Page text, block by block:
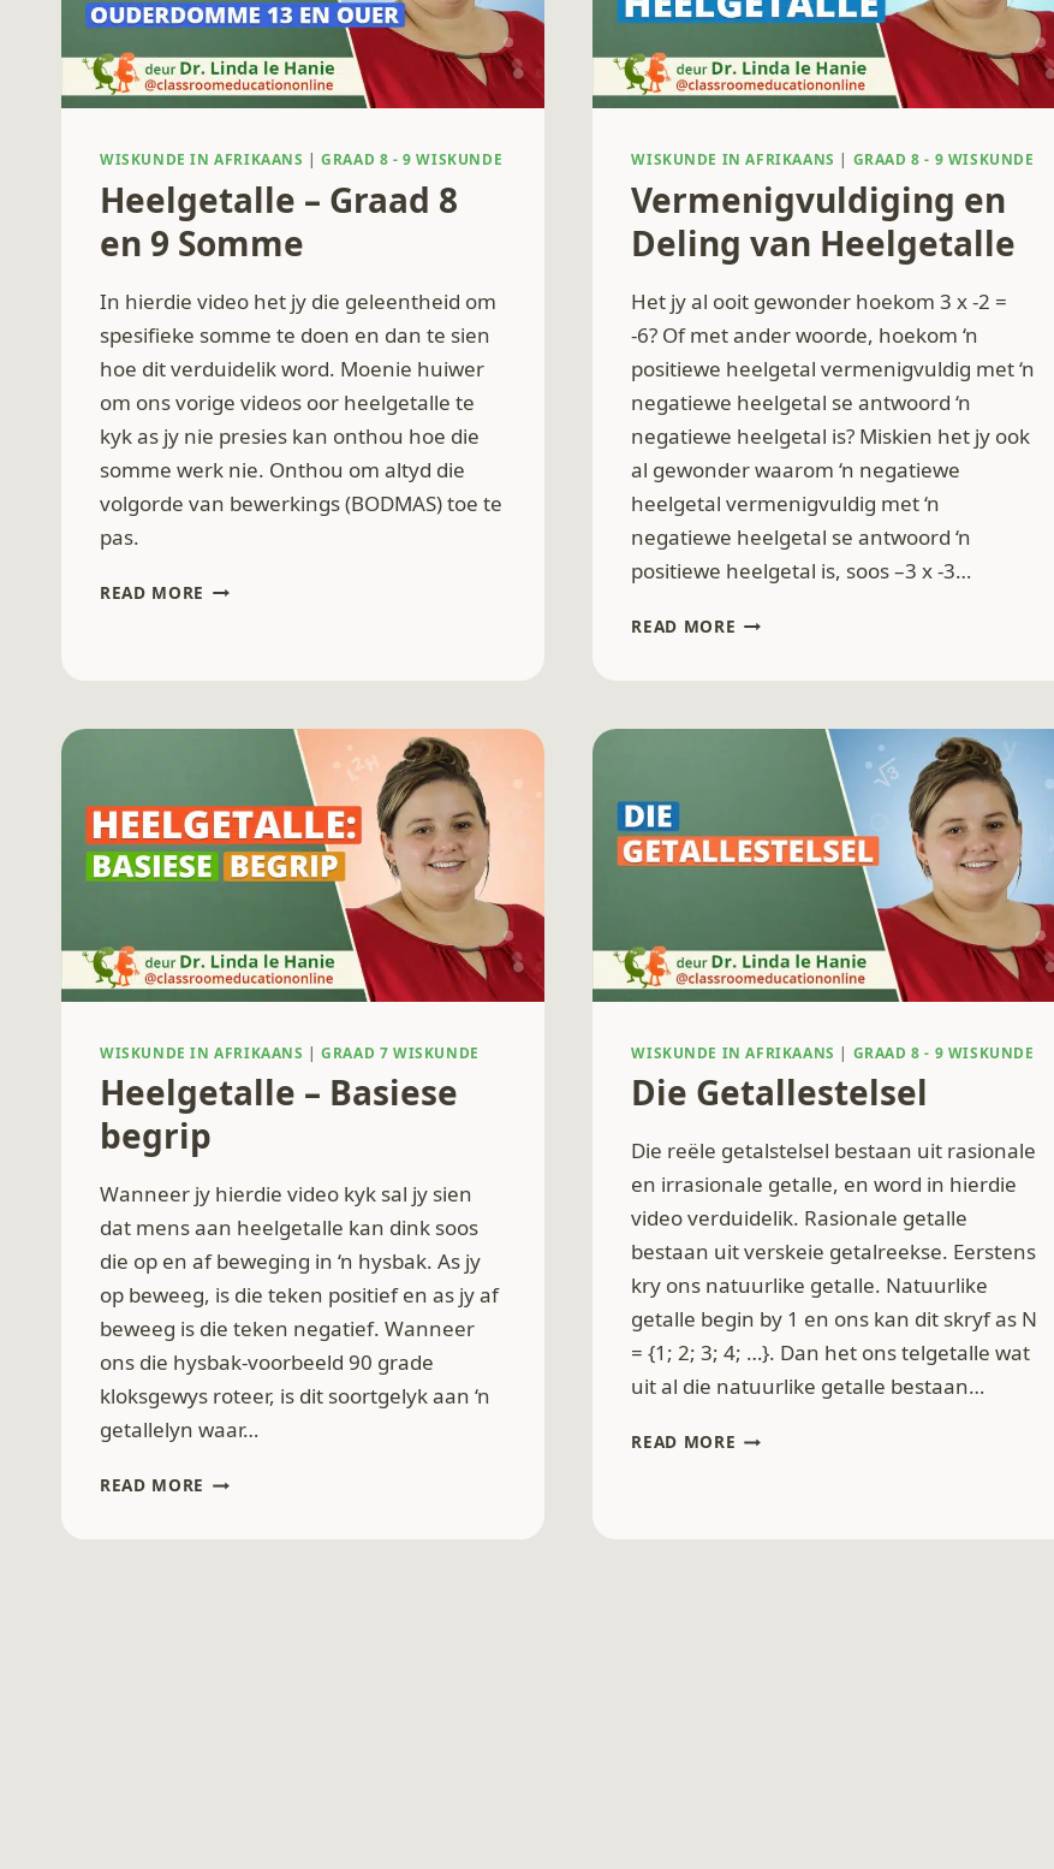
WISKUNDE IN AFRIKAANS |GRAAD 8 - 9 WISKUNDE
Heelgetalle – Graad 8
en 9 Somme
In hierdie video het jy die geleentheid om
spesifieke somme te doen en dan te sien
hoe dit verduidelik word. Moenie huiwer
om ons vorige videos oor heelgetalle te
kyk as jy nie presies kan onthou hoe die
somme werk nie. Onthou om altyd die
volgorde van bewerkings (BODMAS) toe te
pas.
READ MORE HEELGETALLE
9
WISKUNDE IN AFRIKAANS | GRAAD 8 - 9 WISKUNDE
Vermenigvuldiging en
Deling van Heelgetalle
Het jy al ooit gewonder hoekom 3 x -2 =
-6? Of met ander woorde, hoekom ‘n
positiewe heelgetal vermenigvuldig met ‘n
negatiewe heelgetal se antwoord ‘n
negatiewe heelgetal is? Miskien het jy ook
al gewonder waarom ‘n negatiewe
heelgetal vermenigvuldig met ‘n
negatiewe heelgetal se antwoord ‘n
positiewe heelgetal is, soos –3 x -3…
READ MORE VERMENIGVULDIGING
HEELGETALLE
WISKUNDE IN AFRIKAANS |GRAAD 7 WISKUNDE
Heelgetalle – Basiese
begrip
Wanneer jy hierdie video kyk sal jy sien
dat mens aan heelgetalle kan dink soos
die op en af beweging in ‘n hysbak. As jy
op beweeg, is die teken positief en as jy af
beweeg is die teken negatief. Wanneer
ons die hysbak-voorbeeld 90 grade
kloksgewys roteer, is dit soortgelyk aan ‘n
getallelyn waar…
READ MORE HEELGETALLE
WISKUNDE IN AFRIKAANS | GRAAD 8 - 9 WISKUNDE
Die Getallestelsel
Die reële getalstelsel bestaan uit rasionale
en irrasionale getalle, en word in hierdie
video verduidelik. Rasionale getalle
bestaan uit verskeie getalreekse. Eerstens
kry ons natuurlike getalle. Natuurlike
getalle begin by 1 en ons kan dit skryf as N
= {1; 2; 3; 4; …}. Dan het ons telgetalle wat
uit al die natuurlike getalle bestaan…
READ MORE DIE